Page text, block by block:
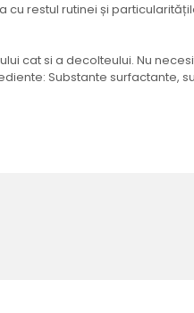
restul rutinei și
cat si a decolteului. Nu
Substante surfactante,